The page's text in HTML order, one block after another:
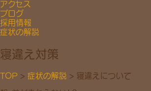
アクセス
ブログ
採用情報
症状の解説
寝違え対策
TOP > 症状の解説 > 寝違えについて